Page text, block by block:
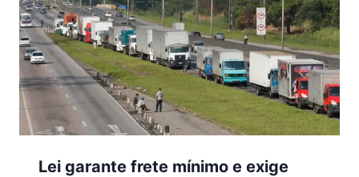
Lei garante frete mínimo e exige